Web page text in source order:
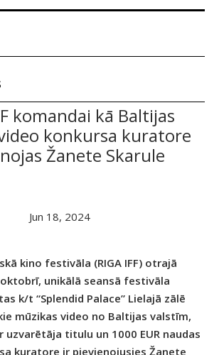
komandai kā Baltijas
konkursa kuratore
Žanete Skarule
Jun 18, 2024
kino festivāla (RIGA IFF) otrajā
unikālā seansā festivāla
k/t “Splendid Palace” Lielajā zālē
mūzikas video no Baltijas valstīm,
uzvarētāja titulu un 1000 EUR naudas
kuratore ir pievienojusies Žanete